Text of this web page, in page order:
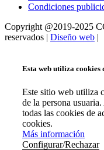
Condiciones
Copyright @2019-2025
reservados | Diseño web |
Esta web utiliza cookies
Este sitio web utiliza
de la persona
todas las cookies de
cookies.
Más información
Configurar/Rechazar